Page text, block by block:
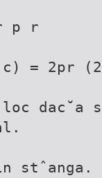
p r
= 2pr
dac˘a
stˆanga.